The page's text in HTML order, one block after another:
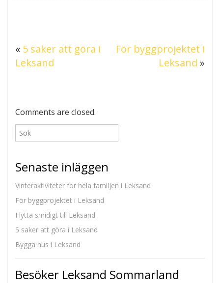
« 5 saker att göra i
Leksand
För byggprojektet i
Leksand »
Comments are closed.
Senaste inläggen
Vinteraktiviteter för hela familjen i Leksand
För byggprojektet i Leksand
Flytta smidigt till Leksand
5 saker att göra i Leksand
Bygga hus i Leksand
Besöker Leksand Sommarland